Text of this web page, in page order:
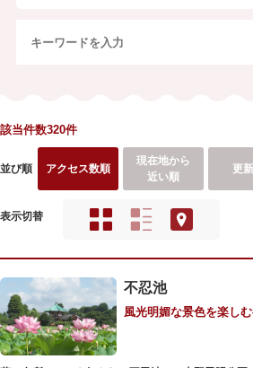
該当件数320件
並び順 アクセス数順
現在地から
近い順
更
表示切替
不忍池
風光明媚な景色を楽し